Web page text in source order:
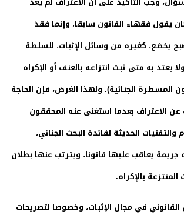
يقول فقهاء القانون سابقا، وإنما فقدَ
يخضع، كغيره من وسائل الإثبات، للسلطة
يعتد به متى ثبت انتزاعه بالعنف أو الإكراه
من قانون المسطرة الجنائية). ولهذا الغرض، فإن الحاجة
عن الاعتراف بعدما استغنى عنه المحققون
الحديثة لفائدة البحث الجنائي،
جريمة يعاقب عليها قانونا، ويترتب عنها بطلان
بالإكراه.
في مجال الإثبات، وخصوصا لتصريحات